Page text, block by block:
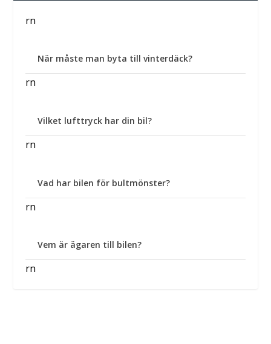
rn
När måste man byta till vinterdäck?
rn
Vilket lufttryck har din bil?
rn
Vad har bilen för bultmönster?
rn
Vem är ägaren till bilen?
rn